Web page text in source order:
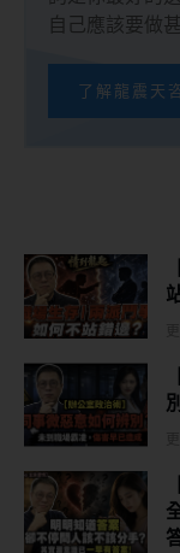
自己應該要做
了解龍震天